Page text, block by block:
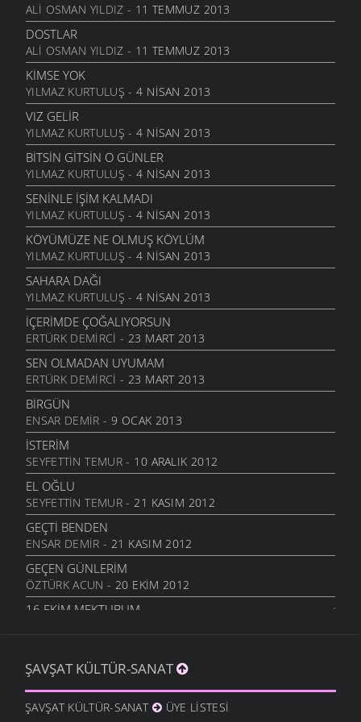
HESLER
27 KASIM 2011
BILEMEDIM
24 KASIM 2011
VARDIR
5 KASIM 2011
TOPRAKTIR
5 KASIM 2011
BITTI ÖĞRETMENIM
22 AĞUSTOS 2011
GENÇIYAN
15 AĞUSTOS 2011
ALDIRMA GÜLÜM
13 AĞUSTOS 2011
BENDE VARIM
24 TEMMUZ 2011
SARI KIZ
16 TEMMUZ 2011
GELIN CANLAR
3 TEMMUZ 2011
ARTVINIM II
29 HAZIRAN 2011
İNANMIŞTIN
26 HAZIRAN 2011
MANILER
10 HAZIRAN 2011
SÜRDÜM ATIMI
3 HAZIRAN 2011
ARKADAŞ
1 HAZIRAN 2011
BIZIM ORDA ESKIDEN
24 NISAN 2011
ANLARSIN
ALI OSMAN YILDIZ - 11 TEMMUZ 2013
DOSTLAR
ALI OSMAN YILDIZ - 11 TEMMUZ 2013
KIMSE YOK
YILMAZ KURTULUŞ - 4 NISAN 2013
VIZ GELIR
YILMAZ KURTULUŞ - 4 NISAN 2013
BITSIN GITSIN O GÜNLER
YILMAZ KURTULUŞ - 4 NISAN 2013
SENINLE İŞIM KALMADI
YILMAZ KURTULUŞ - 4 NISAN 2013
KÖYÜMÜZE NE OLMUŞ KÖYLÜM
YILMAZ KURTULUŞ - 4 NISAN 2013
SAHARA DAĞI
YILMAZ KURTULUŞ - 4 NISAN 2013
İÇERIMDE ÇOĞALIYORSUN
ERTÜRK DEMIRCI - 23 MART 2013
SEN OLMADAN UYUMAM
ERTÜRK DEMIRCI - 23 MART 2013
BIRGÜN
ENSAR DEMIR - 9 OCAK 2013
İSTERIM
SEYFETTIN TEMUR- 10 ARALIK 2012
EL OĞLU
SEYFETTIN TEMUR- 21 KASIM 2012
GEÇTI BENDEN
ENSAR DEMIR - 21 KASIM 2012
GEÇEN GÜNLERIM
ÖZTÜRK ACUN - 20 EKIM 2012
16.EKIM MEKTUBUM
KIBAR ALTUNAL- 5 EKIM 2012
BAHTINA KÜSME
KIBAR ALTUNAL- 5 EKIM 2012
ŞAVŞAT KÜLTÜR-SANAT
ŞAVŞAT KÜLTÜR-SANAT ÜYE LISTESI